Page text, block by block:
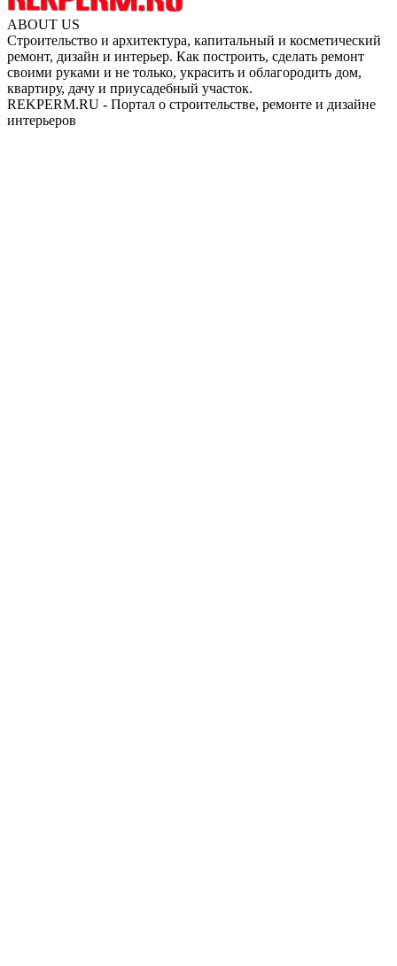
ABOUT US
Строительство и архитектура, капитальный и косметический
ремонт, дизайн и интерьер. Как построить, сделать ремонт
своими руками и не только, украсить и облагородить дом,
квартиру, дачу и приусадебный участок.
REKPERM.RU - Портал о строительстве, ремонте и дизайне
интерьеров